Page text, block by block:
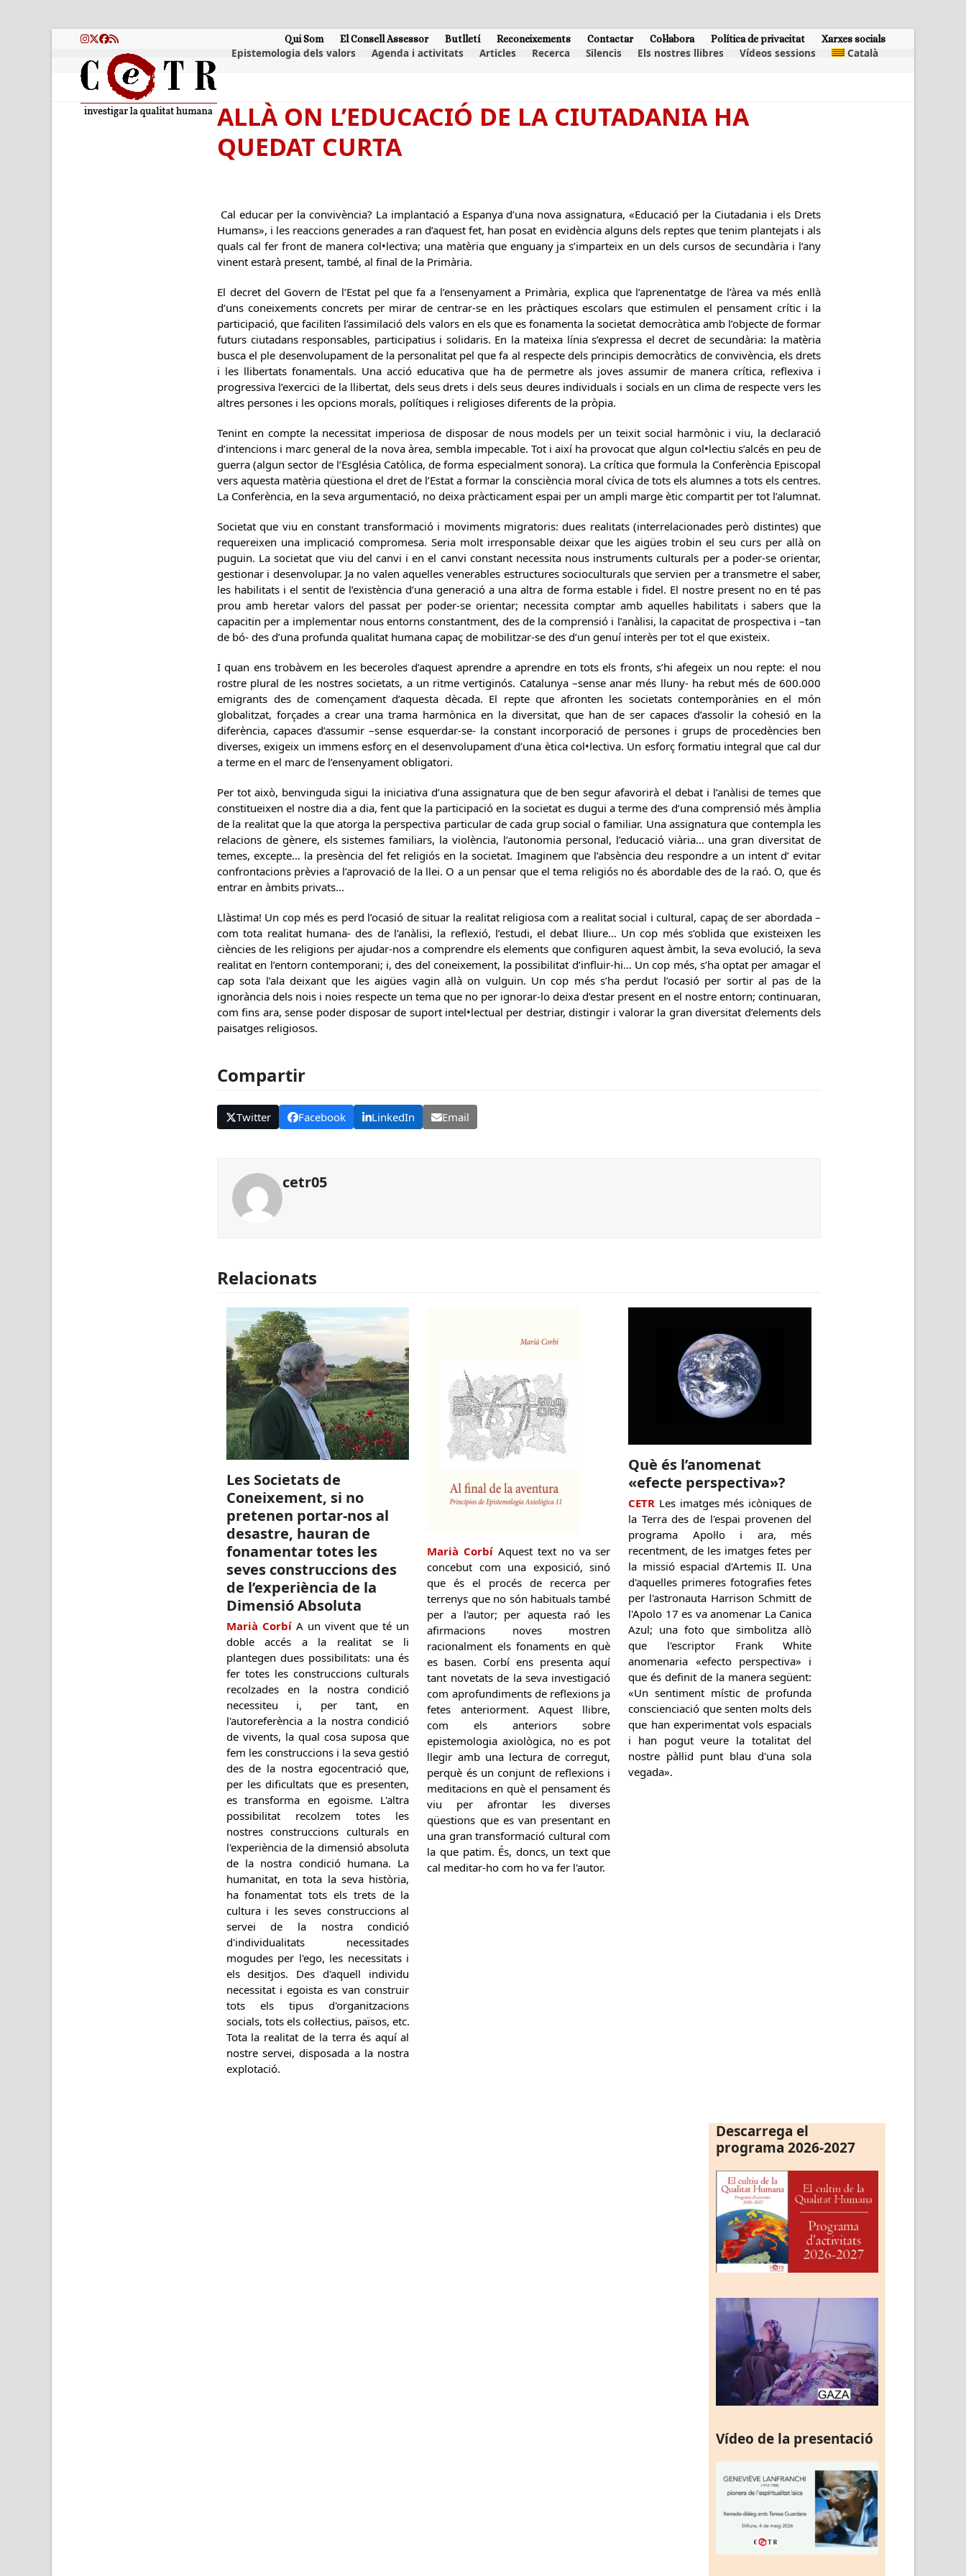
Instagram
Twitter
Facebook
RSS Qui Som El Consell Assessor Butlletí Reconeixements Contactar Col·labora Política de privacitat Xarxes socials
Epistemologia dels valors Agenda i activitats Articles Recerca Silencis Els nostres llibres Vídeos sessions Català
ALLÀ ON L’EDUCACIÓ DE LA CIUTADANIA HA
QUEDAT CURTA
Cal educar per la convivència? La implantació a Espanya d’una nova assignatura, «Educació per la Ciutadania i els Drets
Humans», i les reaccions generades a ran d’aquest fet, han posat en evidència alguns dels reptes que tenim plantejats i als
quals cal fer front de manera col•lectiva; una matèria que enguany ja s’imparteix en un dels cursos de secundària i l’any
vinent estarà present, també, al final de la Primària.
El decret del Govern de l’Estat pel que fa a l’ensenyament a Primària, explica que l’aprenentatge de l’àrea va més enllà
d’uns coneixements concrets per mirar de centrar-se en les pràctiques escolars que estimulen el pensament crític i la
participació, que faciliten l’assimilació dels valors en els que es fonamenta la societat democràtica amb l’objecte de formar
futurs ciutadans responsables, participatius i solidaris. En la mateixa línia s’expressa el decret de secundària: la matèria
busca el ple desenvolupament de la personalitat pel que fa al respecte dels principis democràtics de convivència, els drets
i les llibertats fonamentals. Una acció educativa que ha de permetre als joves assumir de manera crítica, reflexiva i
progressiva l’exercici de la llibertat, dels seus drets i dels seus deures individuals i socials en un clima de respecte vers les
altres persones i les opcions morals, polítiques i religioses diferents de la pròpia.
Tenint en compte la necessitat imperiosa de disposar de nous models per un teixit social harmònic i viu, la declaració
d’intencions i marc general de la nova àrea, sembla impecable. Tot i així ha provocat que algun col•lectiu s’alcés en peu de
guerra (algun sector de l’Església Catòlica, de forma especialment sonora). La crítica que formula la Conferència Episcopal
vers aquesta matèria qüestiona el dret de l’Estat a formar la consciència moral cívica de tots els alumnes a tots els centres.
La Conferència, en la seva argumentació, no deixa pràcticament espai per un ampli marge ètic compartit per tot l’alumnat.
Societat que viu en constant transformació i moviments migratoris: dues realitats (interrelacionades però distintes) que
requereixen una implicació compromesa. Seria molt irresponsable deixar que les aigües trobin el seu curs per allà on
puguin. La societat que viu del canvi i en el canvi constant necessita nous instruments culturals per a poder-se orientar,
gestionar i desenvolupar. Ja no valen aquelles venerables estructures socioculturals que servien per a transmetre el saber,
les habilitats i el sentit de l’existència d’una generació a una altra de forma estable i fidel. El nostre present no en té pas
prou amb heretar valors del passat per poder-se orientar; necessita comptar amb aquelles habilitats i sabers que la
capacitin per a implementar nous entorns constantment, des de la comprensió i l’anàlisi, la capacitat de prospectiva i –tan
de bó- des d’una profunda qualitat humana capaç de mobilitzar-se des d’un genuí interès per tot el que existeix.
I quan ens trobàvem en les beceroles d’aquest aprendre a aprendre en tots els fronts, s’hi afegeix un nou repte: el nou
rostre plural de les nostres societats, a un ritme vertiginós. Catalunya –sense anar més lluny- ha rebut més de 600.000
emigrants des de començament d’aquesta dècada. El repte que afronten les societats contemporànies en el món
globalitzat, forçades a crear una trama harmònica en la diversitat, que han de ser capaces d’assolir la cohesió en la
diferència, capaces d’assumir –sense esquerdar-se- la constant incorporació de persones i grups de procedències ben
diverses, exigeix un immens esforç en el desenvolupament d’una ètica col•lectiva. Un esforç formatiu integral que cal dur
a terme en el marc de l’ensenyament obligatori.
Per tot això, benvinguda sigui la iniciativa d’una assignatura que de ben segur afavorirà el debat i l’anàlisi de temes que
constitueixen el nostre dia a dia, fent que la participació en la societat es dugui a terme des d’una comprensió més àmplia
de la realitat que la que atorga la perspectiva particular de cada grup social o familiar. Una assignatura que contempla les
relacions de gènere, els sistemes familiars, la violència, l’autonomia personal, l’educació viària… una gran diversitat de
temes, excepte… la presència del fet religiós en la societat. Imaginem que l’absència deu respondre a un intent d’ evitar
confrontacions prèvies a l’aprovació de la llei. O a un pensar que el tema religiós no és abordable des de la raó. O, que és
entrar en àmbits privats…
Llàstima! Un cop més es perd l’ocasió de situar la realitat religiosa com a realitat social i cultural, capaç de ser abordada –
com tota realitat humana- des de l’anàlisi, la reflexió, l’estudi, el debat lliure… Un cop més s’oblida que existeixen les
ciències de les religions per ajudar-nos a comprendre els elements que configuren aquest àmbit, la seva evolució, la seva
realitat en l’entorn contemporani; i, des del coneixement, la possibilitat d’influir-hi… Un cop més, s’ha optat per amagar el
cap sota l’ala deixant que les aigües vagin allà on vulguin. Un cop més s’ha perdut l’ocasió per sortir al pas de la
ignorància dels nois i noies respecte un tema que no per ignorar-lo deixa d’estar present en el nostre entorn; continuaran,
com fins ara, sense poder disposar de suport intel•lectual per destriar, distingir i valorar la gran diversitat d’elements dels
paisatges religiosos.
Compartir
Twitter Facebook LinkedIn Email
cetr05
Relacionats
Les Societats de
Coneixement, si no
pretenen portar-nos al
desastre, hauran de
fonamentar totes les
seves construccions des
de l’experiència de la
Dimensió Absoluta
Marià CorbíA un vivent que té un
doble accés a la realitat se li
plantegen dues possibilitats: una és
fer totes les construccions culturals
recolzades en la nostra condició
necessiteu i, per tant, en
l'autoreferència a la nostra condició
de vivents, la qual cosa suposa que
fem les construccions i la seva gestió
des de la nostra egocentració que,
per les dificultats que es presenten,
es transforma en egoisme. L'altra
possibilitat recolzem totes les
nostres construccions culturals en
l'experiència de la dimensió absoluta
de la nostra condició humana. La
humanitat, en tota la seva història,
ha fonamentat tots els trets de la
cultura i les seves construccions al
servei de la nostra condició
d'individualitats necessitades
mogudes per l'ego, les necessitats i
els desitjos. Des d'aquell individu
necessitat i egoista es van construir
tots els tipus d'organitzacions
socials, tots els col·lectius, països, etc.
Tota la realitat de la terra és aquí al
nostre servei, disposada a la nostra
explotació.
Marià Corbí Aquest text no va ser
concebut com una exposició, sinó
que és el procés de recerca per
terrenys que no són habituals també
per a l'autor; per aquesta raó les
afirmacions noves mostren
racionalment els fonaments en què
es basen. Corbí ens presenta aquí
tant novetats de la seva investigació
com aprofundiments de reflexions ja
fetes anteriorment. Aquest llibre,
com els anteriors sobre
epistemologia axiològica, no es pot
llegir amb una lectura de corregut,
perquè és un conjunt de reflexions i
meditacions en què el pensament és
viu per afrontar les diverses
qüestions que es van presentant en
una gran transformació cultural com
la que patim. És, doncs, un text que
cal meditar-ho com ho va fer l'autor.
Què és l’anomenat
«efecte perspectiva»?
CETR Les imatges més icòniques de
la Terra des de l'espai provenen del
programa Apol·lo i ara, més
recentment, de les imatges fetes per
la missió espacial d'Artemis II. Una
d'aquelles primeres fotografies fetes
per l'astronauta Harrison Schmitt de
l'Apolo 17 es va anomenar La Canica
Azul; una foto que simbolitza allò
que l'escriptor Frank White
anomenaria «efecto perspectiva» i
que és definit de la manera següent:
«Un sentiment místic de profunda
conscienciació que senten molts dels
que han experimentat vols espacials
i han pogut veure la totalitat del
nostre pàl·lid punt blau d'una sola
vegada».
Descarrega el
programa 2026-2027
Vídeo de la presentació